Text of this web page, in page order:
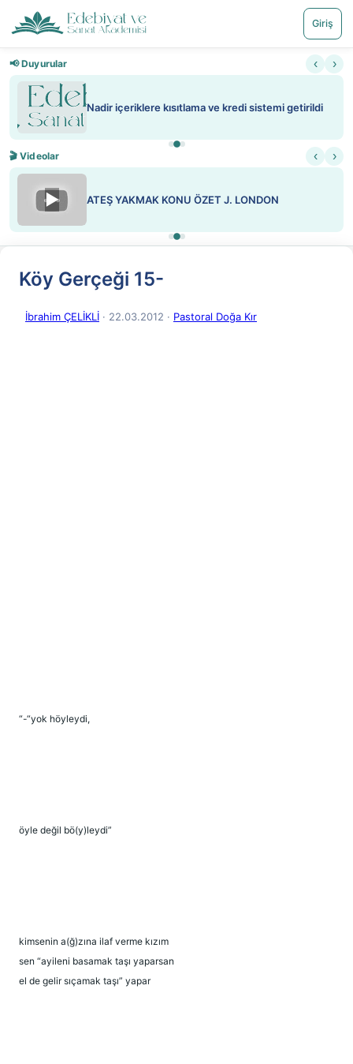
Giriş
📢 Duyurular ‹ ›
Nadir içeriklere kısıtlama ve kredi sistemi getirildi
🎬 Videolar ‹ ›
▶ ATEŞ YAKMAK KONU ÖZET J. LONDON
Köy Gerçeği 15-
İbrahim ÇELİKLİ · 22.03.2012 · Pastoral Doğa Kır
“-“yok höyleydi,
öyle değil bö(y)leydi”
kimsenin a(ğ)zına ilaf verme kızım
sen “ayileni basamak taşı yaparsan
el de gelir sıçamak taşı” yapar